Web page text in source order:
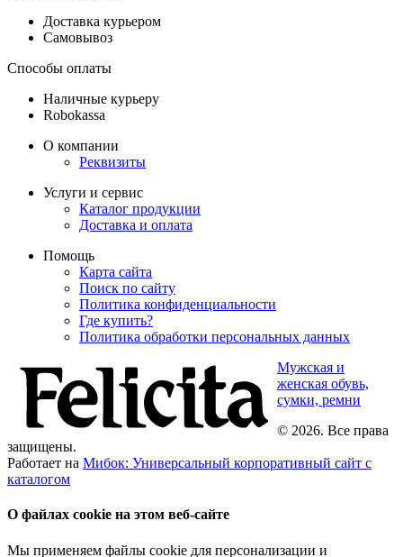
Доставка курьером
Самовывоз
Способы оплаты
Наличные курьеру
Robokassa
О компании
Реквизиты
Услуги и сервис
Каталог продукции
Доставка и оплата
Помощь
Карта сайта
Поиск по сайту
Политика конфиденциальности
Где купить?
Политика обработки персональных данных
Мужская и
женская обувь,
сумки, ремни
© 2026. Все права
защищены.
Работает на Мибок: Универсальный корпоративный сайт с
каталогом
О файлах cookie на этом веб-сайте
Мы применяем файлы cookie для персонализации и